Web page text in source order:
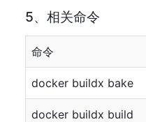
5、相关命令
命令
docker buildx bake
docker buildx build